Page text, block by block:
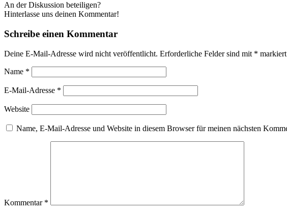
An der Diskussion beteiligen?
Hinterlasse uns deinen Kommentar!
Schreibe einen Kommentar
Deine E-Mail-Adresse wird nicht veröffentlicht. Erforderliche Felder sind mit * markiert
Name *
E-Mail-Adresse *
Website
Name, E-Mail-Adresse und Website in diesem Browser für meinen nächsten
Kommentar *